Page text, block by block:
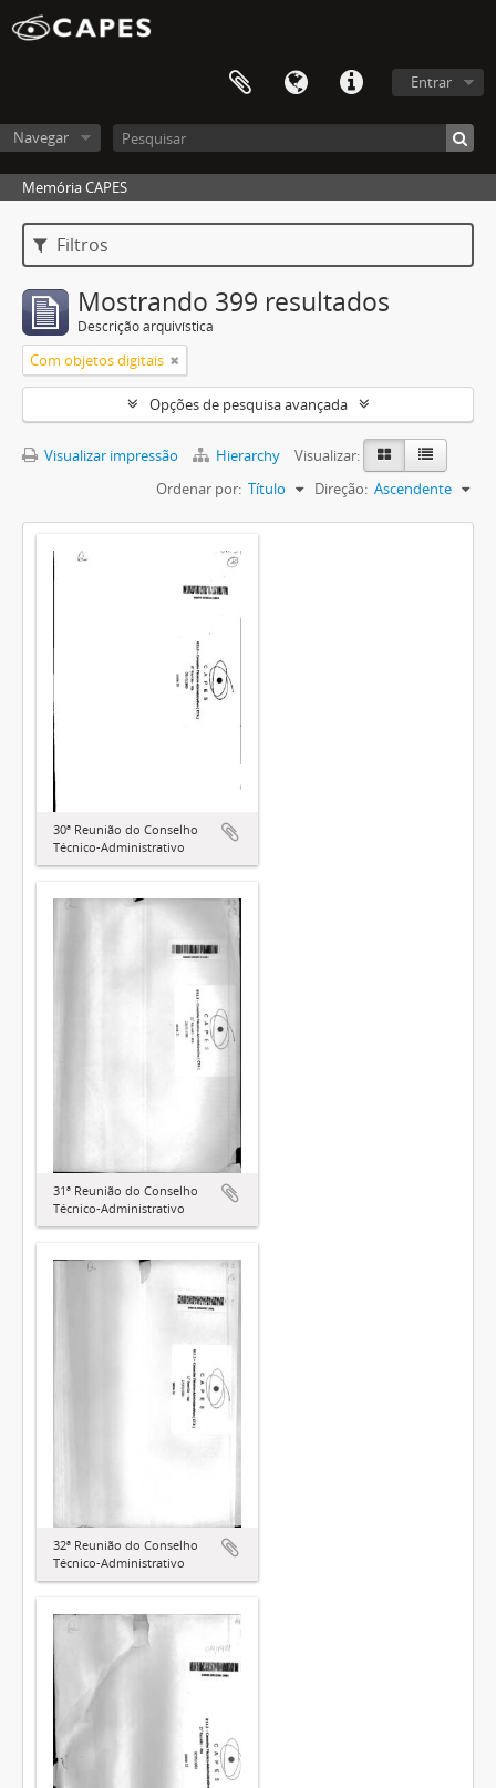
Entrar
Navegar
Memória CAPES
Filtros
Mostrando 399 resultados
Descrição arquivística
Com objetos digitais
Opções de pesquisa avançada
Visualizar impressão Hierarchy
Visualizar:
Ordenar por: Título Direção: Ascendente
30ª Reunião do Conselho
Técnico-Administrativo
31ª Reunião do Conselho
Técnico-Administrativo
32ª Reunião do Conselho
Técnico-Administrativo